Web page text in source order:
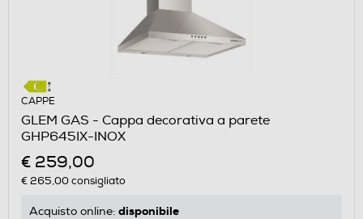
CAPPE
GLEM GAS - Cappa decorativa a parete
GHP645IX-INOX
€ 259,00
€ 265,00consigliato
Acquisto online: disponibile